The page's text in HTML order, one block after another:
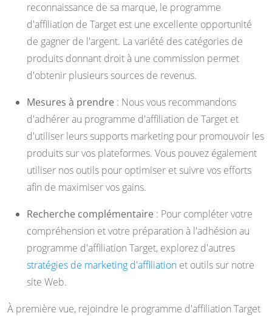
reconnaissance de sa marque, le programme
d'affiliation de Target est une excellente opportunité
de gagner de l'argent. La variété des catégories de
produits donnant droit à une commission permet
d'obtenir plusieurs sources de revenus.
Mesures à prendre : Nous vous recommandons
d'adhérer au programme d'affiliation de Target et
d'utiliser leurs supports marketing pour promouvoir les
produits sur vos plateformes. Vous pouvez également
utiliser nos outils pour optimiser et suivre vos efforts
afin de maximiser vos gains.
Recherche complémentaire : Pour compléter votre
compréhension et votre préparation à l'adhésion au
programme d'affiliation Target, explorez d'autres
stratégies de marketing d'affiliation et outils sur notre
site Web.
À première vue, rejoindre le programme d'affiliation Target